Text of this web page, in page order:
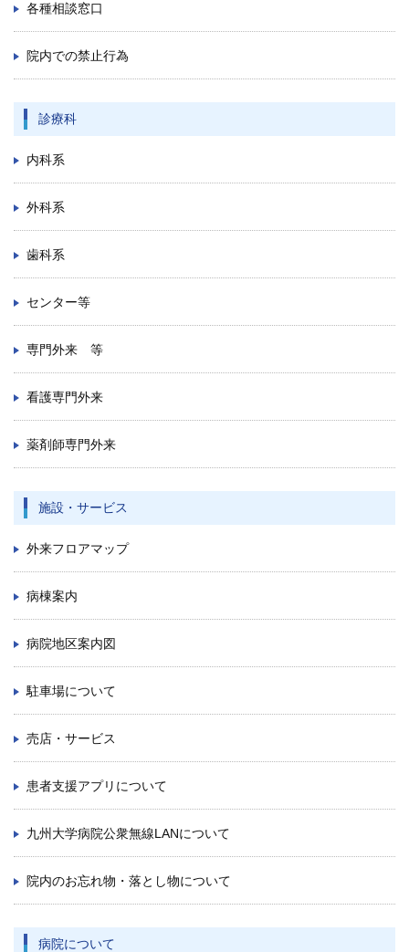
各種相談窓口
院内での禁止行為
診療科
内科系
外科系
歯科系
センター等
専門外来 等
看護専門外来
薬剤師専門外来
施設・サービス
外来フロアマップ
病棟案内
病院地区案内図
駐車場について
売店・サービス
患者支援アプリについて
九州大学病院公衆無線LANについて
院内のお忘れ物・落とし物について
病院について